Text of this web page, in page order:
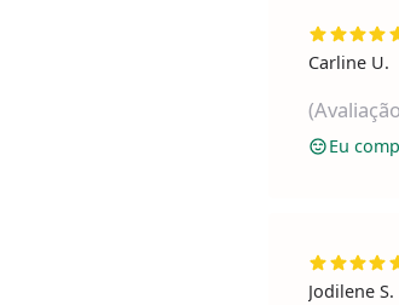
Carline U.
Eu
Jodilene S.